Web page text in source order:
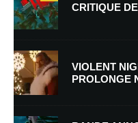
Nom*
E-mail *
CRITIQUE
VIOLENT
PROLONGE